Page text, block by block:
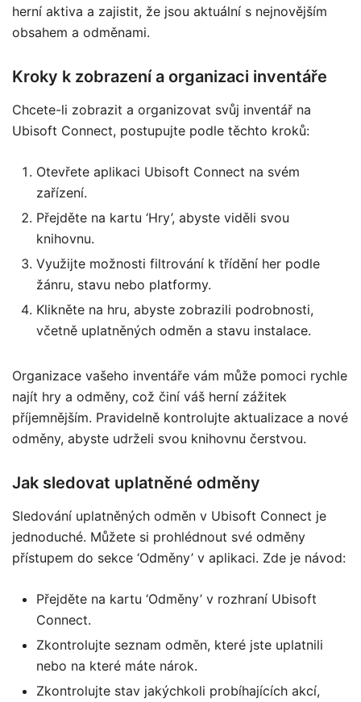
herní aktiva a zajistit, že jsou aktuální s nejnovějším
obsahem a odměnami.
Kroky k zobrazení a organizaci inventáře
Chcete-li zobrazit a organizovat svůj inventář na
Ubisoft Connect, postupujte podle těchto kroků:
Otevřete aplikaci Ubisoft Connect na svém
zařízení.
Přejděte na kartu ‘Hry’, abyste viděli svou
knihovnu.
Využijte možnosti filtrování k třídění her podle
žánru, stavu nebo platformy.
Klikněte na hru, abyste zobrazili podrobnosti,
včetně uplatněných odměn a stavu instalace.
Organizace vašeho inventáře vám může pomoci rychle
najít hry a odměny, což činí váš herní zážitek
příjemnějším. Pravidelně kontrolujte aktualizace a nové
odměny, abyste udrželi svou knihovnu čerstvou.
Jak sledovat uplatněné odměny
Sledování uplatněných odměn v Ubisoft Connect je
jednoduché. Můžete si prohlédnout své odměny
přístupem do sekce ‘Odměny’ v aplikaci. Zde je návod:
Přejděte na kartu ‘Odměny’ v rozhraní Ubisoft
Connect.
Zkontrolujte seznam odměn, které jste uplatnili
nebo na které máte nárok.
Zkontrolujte stav jakýchkoli probíhajících akcí,